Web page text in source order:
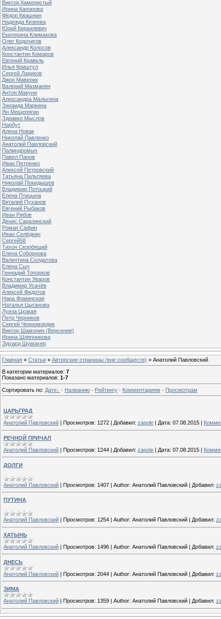
Виктор Камеристый
Ирина Капорова
Фёдор Квашнин
Надежда Кизеева
Юрий Киркилевич
Екатерина Климакова
Олег Кодочигов
Александр Колосов
Константин Комаров
Евгений Кравкль
Илья Криштул
Сергей Лариков
Джон Маверик
Валерий Мазманян
Антон Макуни
Александра Малыгина
Зинаида Маркина
Ян Мещерягин
Здравко Мыслов
Нарбут
Алена Новак
Николай Павленко
Анатолий Павловский
Палиндромыч
Павел Панов
Иван Петренко
Алексей Петровский
Татьяна Пильтяева
Николай Покидышев
Владимир Потоцкий
Елена Птицына
Виталий Пуханов
Евгений Рыбаков
Иван Рябов
Денис Саразинский
Роман Сафин
Иван Селёдкин
Сергей58
Тихон Скорбящий
Елена Соборнова
Валентина Солдатова
Елена Сыч
Геннадий Топорков
Константин Уваров
Владимир Усачёв
Алексей Федотов
Нара Фоминская
Наталья Цыганова
Луиза Цхакая
Петр Черников
Сергей Черномордик
Виктор Шамонин (Версенев)
Ирина Шляпникова
Эдуард Шумахер
Главная » Статьи » Авторские страницы (вне сообществ) » Анатолий Павловский
В категории материалов: 7
Показано материалов: 1-7
Сортировать по: Дате · Названию · Рейтингу · Комментариям · Просмотрам
ЦАРЬГРАД
Анатолий Павловский
Просмотров: 1272 Добавил: zapole Дата: 07.08.2015
РЕЧНОЙ ПРИЧАЛ
Анатолий Павловский | Просмотров: 1244 | Добавил: zapole | Дата: 07.08.2015 |
ДОЛГИ
Анатолий Павловский | Просмотров: 1407 | Author: Анатолий Павловский | Добавил:
ПУТИНА
Анатолий Павловский Просмотров: 1254 Author: Анатолий Павловский Добавил:
ХАТЫНЬ
Анатолий Павловский | Просмотров: 1496 | Author: Анатолий Павловский | Добавил:
ДНЕСЬ
Анатолий Павловский | Просмотров: 2044 | Author: Анатолий Павловский | Добавил:
ЗИМА
Анатолий Павловский
Просмотров: 1359 Author: Анатолий Павловский Добавил: